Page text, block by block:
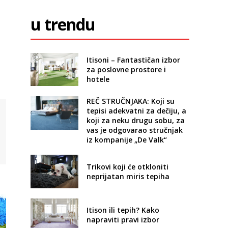
u trendu
Itisoni – Fantastičan izbor
za poslovne prostore i
hotele
REČ STRUČNJAKA: Koji su
tepisi adekvatni za dečiju, a
koji za neku drugu sobu, za
vas je odgovarao stručnjak
iz kompanije „De Valk“
Trikovi koji će otkloniti
neprijatan miris tepiha
Itison ili tepih? Kako
napraviti pravi izbor